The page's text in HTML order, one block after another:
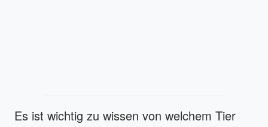
Es ist wichtig zu wissen von welchem Tier